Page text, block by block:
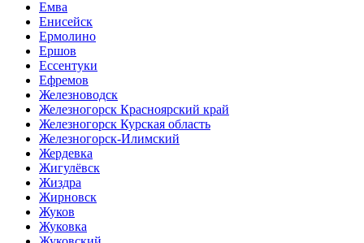
Емва
Енисейск
Ермолино
Ершов
Ессентуки
Ефремов
Железноводск
Железногорск Красноярский край
Железногорск Курская область
Железногорск-Илимский
Жердевка
Жигулёвск
Жиздра
Жирновск
Жуков
Жуковка